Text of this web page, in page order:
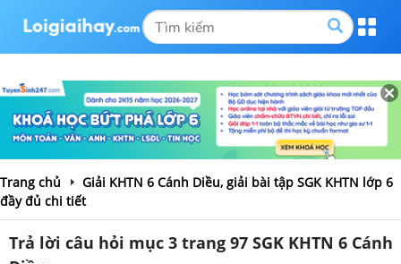
Trang chủ
Giải KHTN 6 Cánh Diều, giải bài tập SGK KHTN lớp 6
đầy đủ chi tiết
Trả lời câu hỏi mục 3 trang 97 SGK KHTN 6 Cánh